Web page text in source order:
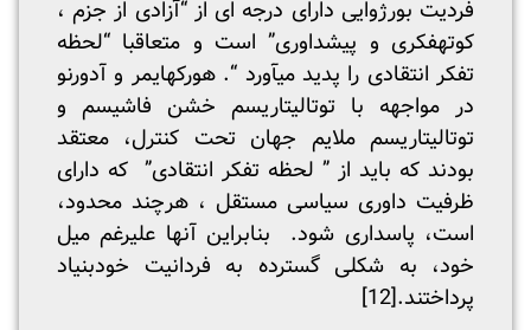
فردیت بورژوایی دارای درجه ای از “آزادی از جزم ،
کوته­فکری و پیشداوری” است و متعاقبا “لحظه
تفکر انتقادی را پدید می­آورد “. هورکهایمر و آدورنو
در مواجهه با توتالیتاریسم خشن فاشیسم و
توتالیتاریسم ملایم جهان تحت کنترل، معتقد
بودند که باید از ” لحظه تفکر انتقادی” که دارای
ظرفیت داوری سیاسی مستقل ، هرچند محدود،
است، پاسداری شود. بنابراین آن­ها علی­رغم میل
خود، به شکلی گسترده به فردانیت خودبنیاد
پرداختند.[12]